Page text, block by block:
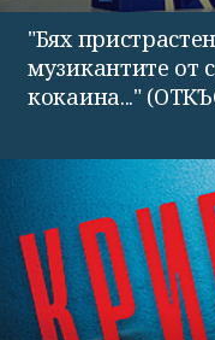
"Бях
музикантите от
кокаина..."